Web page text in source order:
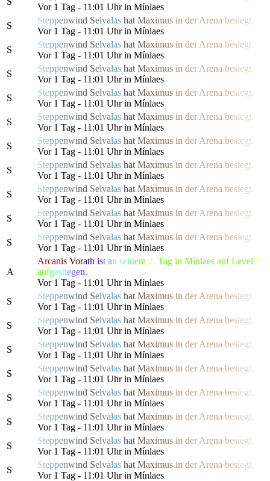
Vor 1 Tag - 11:01 Uhr in Mínlaes
S
Steppenwind Selvalas hat Maximus in derArena besiegt.
Vor 1 Tag - 11:01 Uhr in Mínlaes
S
Steppenwind Selvalas hat Maximus in derArena besiegt.
Vor 1 Tag - 11:01 Uhr in Mínlaes
S
Steppenwind Selvalas hat Maximus in derArena besiegt.
Vor 1 Tag - 11:01 Uhr in Mínlaes
S
Steppenwind Selvalas hat Maximus in derArena besiegt.
Vor 1 Tag - 11:01 Uhr in Mínlaes
S
Steppenwind Selvalas hat Maximus in derArena besiegt.
Vor 1 Tag - 11:01 Uhr in Mínlaes
S
Steppenwind Selvalas hat Maximus in derArena besiegt.
Vor 1 Tag - 11:01 Uhr in Mínlaes
S
Steppenwind Selvalas hat Maximus in derArena besiegt.
Vor 1 Tag - 11:01 Uhr in Mínlaes
S
Steppenwind Selvalas hat Maximus in derArena besiegt.
Vor 1 Tag - 11:01 Uhr in Mínlaes
S
Steppenwind Selvalas hat Maximus in derArena besiegt.
Vor 1 Tag - 11:01 Uhr in Mínlaes
S
Steppenwind Selvalas hat Maximus in derArena besiegt.
Vor 1 Tag - 11:01 Uhr in Mínlaes
A
Arcanis Vorath ist an seinem 2. Tag in Mínlaes auf Level 7
aufgestiegen.
Vor 1 Tag - 11:01 Uhr in Mínlaes
S
Steppenwind Selvalas hat Maximus in derArena besiegt.
Vor 1 Tag - 11:01 Uhr in Mínlaes
S
Steppenwind Selvalas hat Maximus in derArena besiegt.
Vor 1 Tag - 11:01 Uhr in Mínlaes
S
Steppenwind Selvalas hat Maximus in derArena besiegt.
Vor 1 Tag - 11:01 Uhr in Mínlaes
S
Steppenwind Selvalas hat Maximus in derArena besiegt.
Vor 1 Tag - 11:01 Uhr in Mínlaes
S
Steppenwind Selvalas hat Maximus in derArena besiegt.
Vor 1 Tag - 11:01 Uhr in Mínlaes
S
Steppenwind Selvalas hat Maximus in derArena besiegt.
Vor 1 Tag - 11:01 Uhr in Mínlaes
S
Steppenwind Selvalas hat Maximus in derArena besiegt.
Vor 1 Tag - 11:01 Uhr in Mínlaes
S
Steppenwind Selvalas hat Maximus in derArena besiegt.
Vor 1 Tag - 11:01 Uhr in Mínlaes